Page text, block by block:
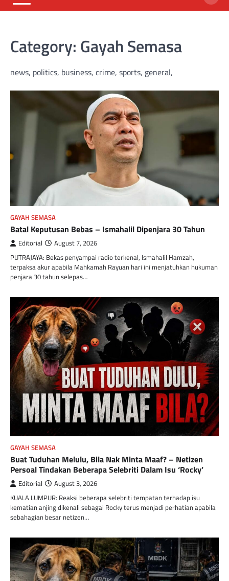
Category: Gayah Semasa
news, politics, business, crime, sports, general,
GAYAH SEMASA
Batal Keputusan Bebas – Ismahalil Dipenjara 30 Tahun
Editorial August 7, 2026
PUTRAJAYA: Bekas penyampai radio terkenal, Ismahalil Hamzah,
terpaksa akur apabila Mahkamah Rayuan hari ini menjatuhkan hukuman
penjara 30 tahun selepas…
GAYAH SEMASA
Buat Tuduhan Melulu, Bila Nak Minta Maaf? – Netizen
Persoal Tindakan Beberapa Selebriti Dalam Isu ‘Rocky’
Editorial August 3, 2026
KUALA LUMPUR: Reaksi beberapa selebriti tempatan terhadap isu
kematian anjing dikenali sebagai Rocky terus menjadi perhatian apabila
sebahagian besar netizen…